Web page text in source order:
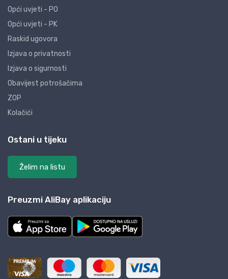
Opći uvjeti - PO
Opći uvjeti - PK
Raskid ugovora
Izjava o privatnosti
Izjava o sigurnosti
Obavijest potrošačima
ZOP
Kolačići
Ostani u tijeku
Želim na listu
Preuzmi AliBay aplikaciju